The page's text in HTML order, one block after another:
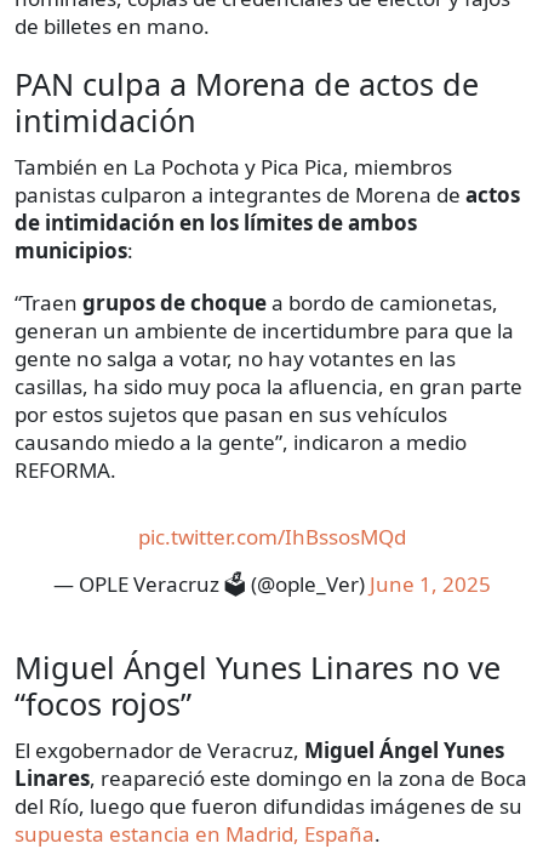
de billetes en mano.
PAN culpa a Morena de actos de
intimidación
También en La Pochota y Pica Pica, miembros
panistas culparon a integrantes de Morena de actos
de intimidación en los límites de ambos
municipios:
“Traen grupos de choquea bordo de camionetas,
generan un ambiente de incertidumbre para que la
gente no salga a votar, no hay votantes en las
casillas, ha sido muy poca la afluencia, en gran parte
por estos sujetos que pasan en sus vehículos
causando miedo a la gente”, indicaron a medio
REFORMA.
pic.twitter.com/IhBssosMQd
— OPLE Veracruz 🗳️ (@ople_Ver) June 1, 2025
Miguel Ángel Yunes Linares no ve
“focos rojos”
El exgobernador de Veracruz, Miguel Ángel Yunes
Linares, reapareció este domingo en la zona de Boca
del Río, luego que fueron difundidas imágenes de su
supuesta estancia en Madrid, España.